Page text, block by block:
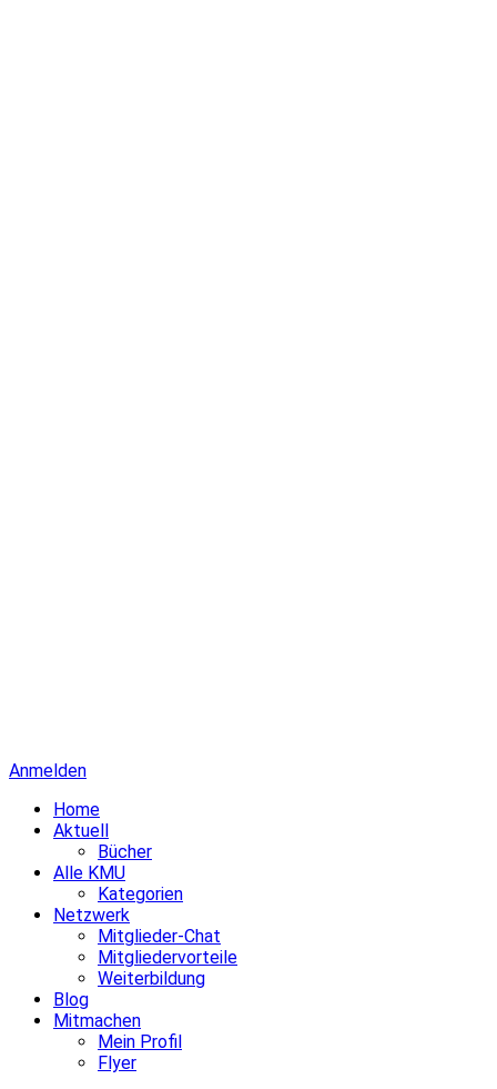
Anmelden
Home
Aktuell
Bücher
Alle KMU
Kategorien
Netzwerk
Mitglieder-Chat
Mitgliedervorteile
Weiterbildung
Blog
Mitmachen
Mein Profil
Flyer